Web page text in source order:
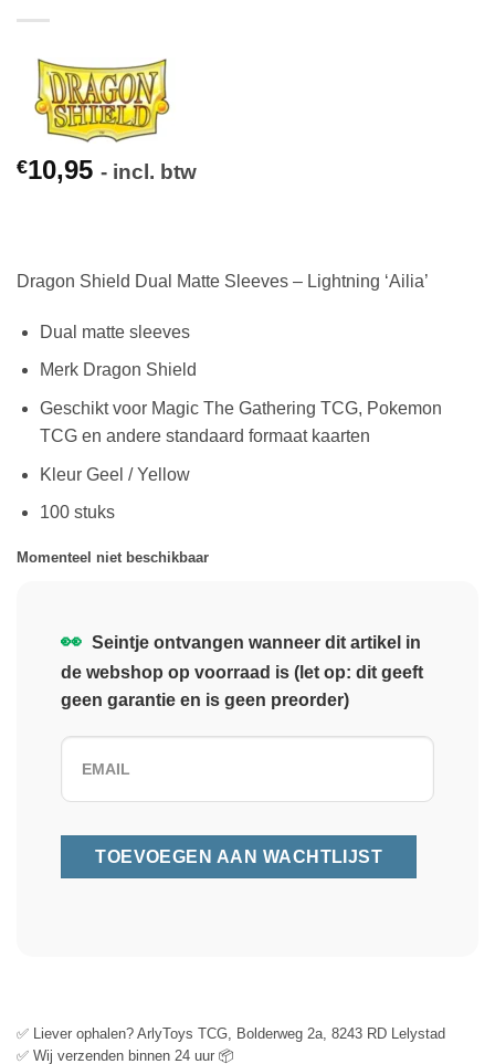
€10,95 - incl. btw
Dragon Shield Dual Matte Sleeves – Lightning ‘Ailia’
Dual matte sleeves
Merk Dragon Shield
Geschikt voor Magic The Gathering TCG, Pokemon
TCG en andere standaard formaat kaarten
Kleur Geel / Yellow
100 stuks
Momenteel niet beschikbaar
👀 Seintje ontvangen wanneer dit artikel in
de webshop op voorraad is (let op: dit geeft
geen garantie en is geen preorder)
✅ Liever ophalen? ArlyToys TCG, Bolderweg 2a, 8243 RD Lelystad
✅ Wij verzenden binnen 24 uur 📦